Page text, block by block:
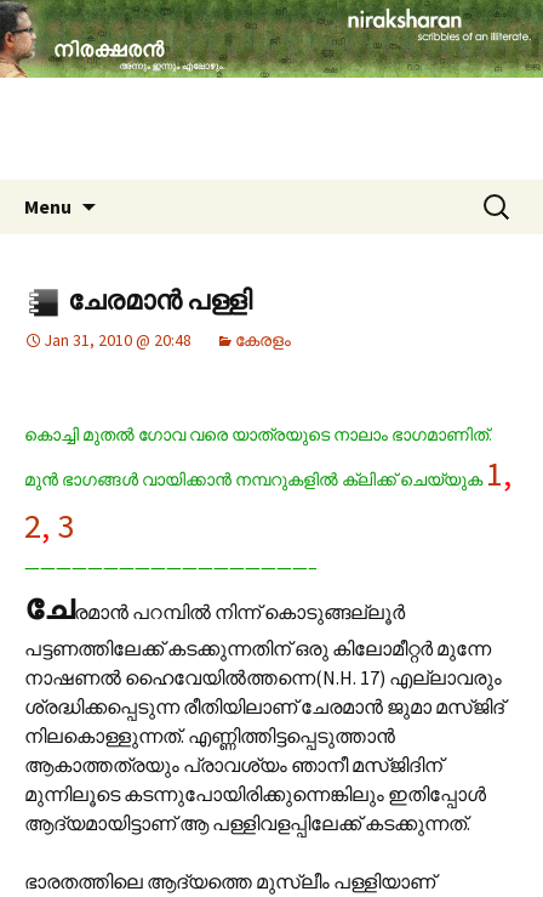
niraksharan (നിരക്ഷരൻ)
travelogues, book reviews, social issues,
cinema, memories & lot more…
Menu
Search
for:
ചേരമാന്‍ പള്ളി
Jan 31, 2010 @ 20:48 കേരളം
കൊച്ചി മുതല്‍ ഗോവ വരെ യാത്രയുടെ നാലാം ഭാഗമാണിത്.
മുന്‍ ഭാഗങ്ങള്‍ വായിക്കാന്‍ നമ്പറുകളില്‍ ക്ലിക്ക് ചെയ്യുക 1,
2, 3
——————————————————–
ചേരമാന്‍ പറമ്പില്‍ നിന്ന്‌ കൊടുങ്ങല്ലൂര്‍
പട്ടണത്തിലേക്ക് കടക്കുന്നതിന്‌ ഒരു കിലോമീറ്റര്‍ മുന്നേ
നാഷണല്‍ ഹൈവേയില്‍ത്തന്നെ(N.H. 17) എല്ലാവരും
ശ്രദ്ധിക്കപ്പെടുന്ന രീതിയിലാണ് ചേരമാന്‍ ജുമാ മസ്ജിദ്
നിലകൊള്ളുന്നത്. എണ്ണിത്തിട്ടപ്പെടുത്താന്‍
ആകാത്തത്രയും പ്രാവശ്യം ഞാനീ മസ്ജിദിന്
മുന്നിലൂടെ കടന്നുപോയിരിക്കുന്നെങ്കിലും ഇതിപ്പോള്‍
ആദ്യമായിട്ടാണ് ആ പള്ളിവളപ്പിലേക്ക് കടക്കുന്നത്.
ഭാരതത്തിലെ ആദ്യത്തെ മുസ്ലീം പള്ളിയാണ്